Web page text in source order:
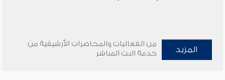
المزيد
من الفعاليات والمحاضرات الأرشيفية من
خدمة البث المباشر